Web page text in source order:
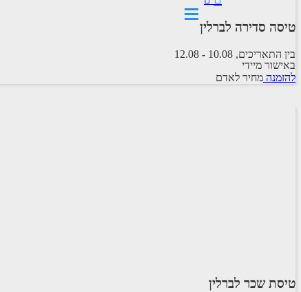
טיסה סדירה לברלין
בין התאריכים, -
12.08
טיסה סדירה
ישראייר
באישור מיידי
להזמנה מחיר לאדם
טיסת שכר לברלין